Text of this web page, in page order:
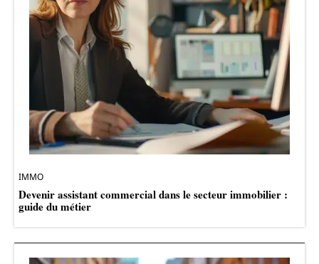
IMMO
Devenir assistant commercial dans le secteur immobilier :
guide du métier